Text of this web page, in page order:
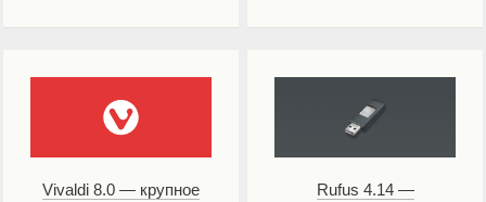
Vivaldi 8.0 — крупное
Rufus 4.14 —